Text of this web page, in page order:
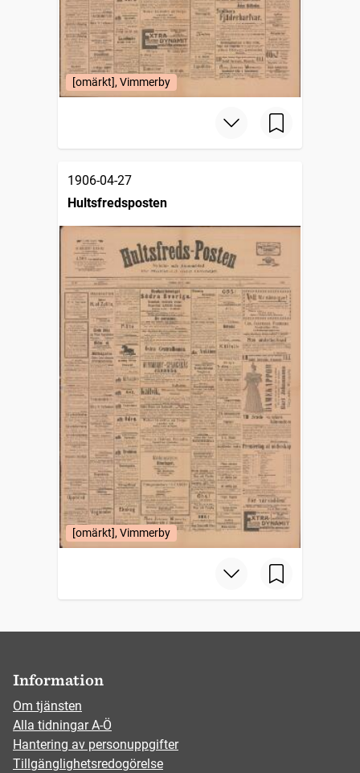
[omärkt], Vimmerby
1906-04-27
Hultsfredsposten
[omärkt], Vimmerby
Information
Om tjänsten
Alla tidningar A-Ö
Hantering av personuppgifter
Tillgänglighetsredogörelse